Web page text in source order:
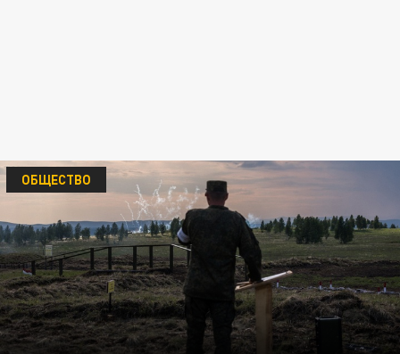
ОБЩЕСТВО